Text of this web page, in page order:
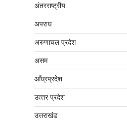
अंतरराष्‍ट्रीय
अपराध
अरुणाचल प्रदेश
असम
आँध्रप्रदेश
उत्‍तर प्रदेश
उत्तराखंड